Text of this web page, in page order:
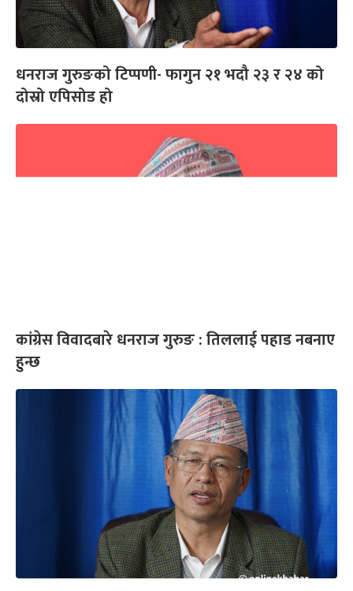
धनराज गुरुङको टिप्पणी- फागुन २१ भदौ २३ र २४ को
दोस्रो एपिसोड हो
कांग्रेस विवादबारे धनराज गुरुङ : तिललाई पहाड नबनाए
हुन्छ